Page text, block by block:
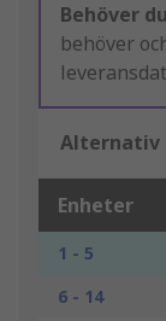
Behöver
behöver
Alternativ
Enheter
1 - 5
6 - 14